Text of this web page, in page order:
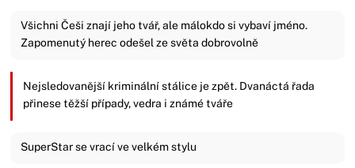
Všichni Češi znají jeho tvář, ale málokdo si vybaví jméno.
Zapomenutý herec odešel ze světa dobrovolně
Nejsledovanější kriminální stálice je zpět. Dvanáctá řada
přinese těžší případy, vedra i známé tváře
SuperStar se vrací ve velkém stylu